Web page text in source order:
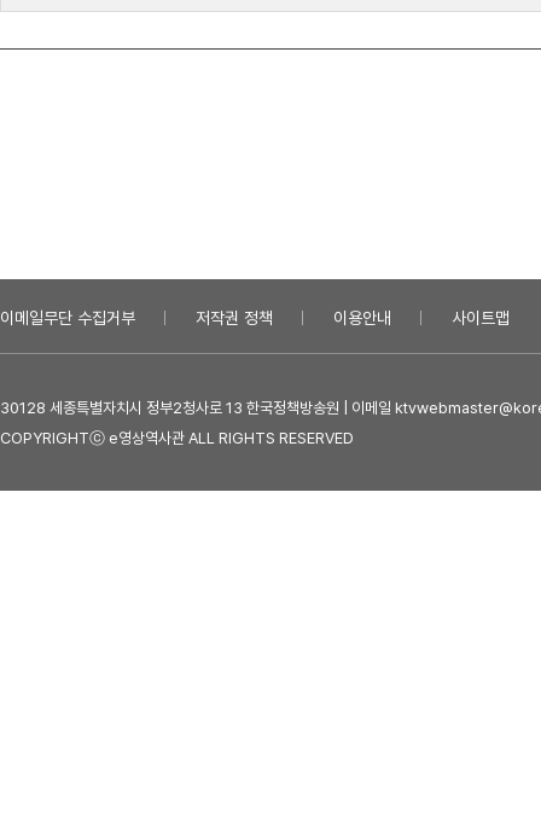
이메일무단 수집거부 저작권 정책 이용안내 사이트맵
30128 세종특별자치시 정부2청사로 13 한국정책방송원 | 이메일
COPYRIGHTⓒ e영상역사관 ALL RIGHTS RESERVED